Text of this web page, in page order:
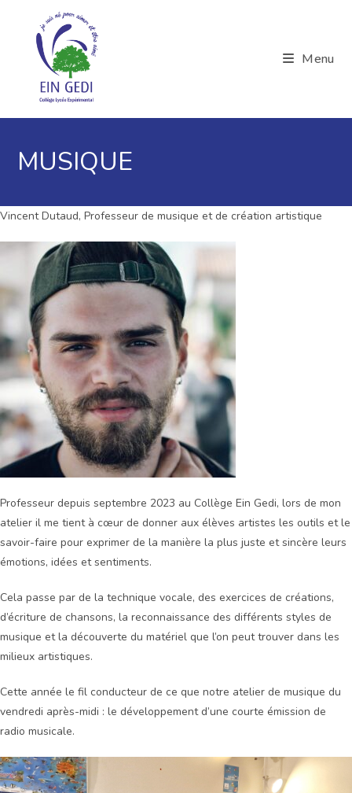
content
Menu
MUSIQUE
Vincent Dutaud, Professeur de musique et de création artistique
Professeur depuis septembre 2023 au Collège Ein Gedi, lors de mon
atelier il me tient à cœur de donner aux élèves artistes les outils et le
savoir-faire pour exprimer de la manière la plus juste et sincère leurs
émotions, idées et sentiments.
Cela passe par de la technique vocale, des exercices de créations,
d’écriture de chansons, la reconnaissance des différents styles de
musique et la découverte du matériel que l’on peut trouver dans les
milieux artistiques.
Cette année le fil conducteur de ce que notre atelier de musique du
vendredi après-midi : le développement d’une courte émission de
radio musicale.